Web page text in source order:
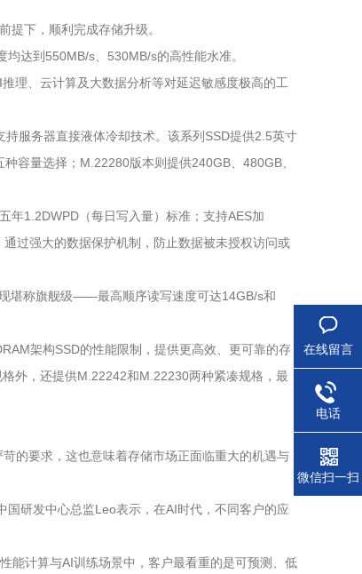
提下，顺利完成存储升级。
达到550MB/s、530MB/s的高性能水准。
理、云计算及大数据分析等对延迟敏感度极高的工
服务器直接液体冷却技术。该系列SSD提供2.5英寸
容量选择；M.22280版本则提供240GB、480GB、
年1.2DWPD（每日写入量）标准；支持AES加
过强大的数据保护机制，防止数据被未授权访问或
堪称旗舰级——最高顺序读写速度可达14GB/s和
架构SSD的性能限制，提供更高效、更可靠的存
外，还提供M.22242和M.22230两种紧凑规格，最
的要求，这也意味着存储市场正面临重大的机遇与
研发中心总监Leo表示，在AI时代，不同客户的应
能计算与AI训练场景中，客户最看重的是可预测、低
在线留言
电话
微信扫一扫